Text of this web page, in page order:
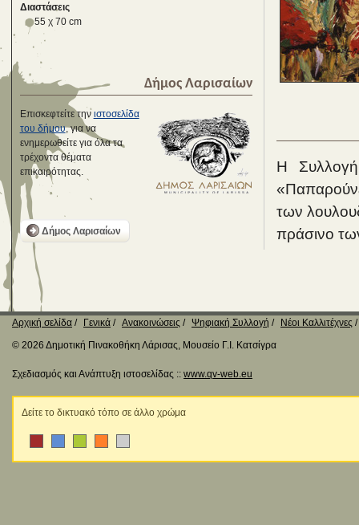
Διαστάσεις
55 χ 70 cm
Δήμος Λαρισαίων
Επισκεφτείτε την ιστοσελίδα
του δήμου, για να
ενημερωθείτε για όλα τα
τρέχοντα θέματα
επικαιρότητας.
Δήμος Λαρισαίων
Η
των
πράσινο
Αρχική σελίδα Γενικά Ανακοινώσεις Ψηφιακή Συλλογή
Νέοι Καλλιτέχνες
© 2026 Δημοτική Πινακοθήκη Λάρισας, Μουσείο Γ.Ι. Κατσίγρα
Σχεδιασμός και Ανάπτυξη ιστοσελίδας :: www.qv-web.eu
Δείτε το δικτυακό τόπο σε άλλο χρώμα